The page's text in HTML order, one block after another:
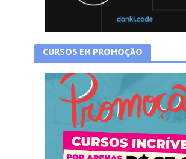
CURSOS EM PROMOÇÃO